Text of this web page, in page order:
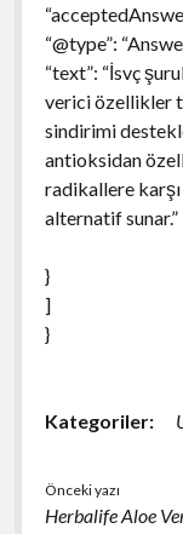
“@type”:
“text”: “İsvç
verici özellikler
sindirimi
antioksidan
radikallere
alternatif sunar.”
}
]
}
Kategoriler:
Önceki yazı
Herbalife Aloe